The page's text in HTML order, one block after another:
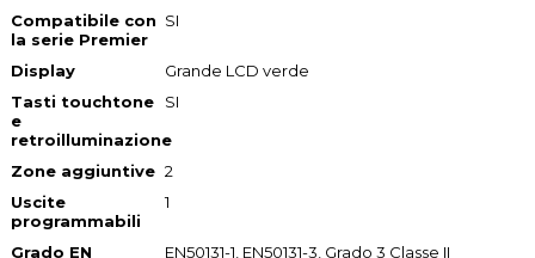
Compatibile con
la serie Premier
SI
Display
Grande LCD verde
Tasti touchtone
e
retroilluminazione
SI
Zone aggiuntive 2
Uscite
programmabili
1
Grado EN EN50131-1, EN50131-3, Grado 3 Classe II